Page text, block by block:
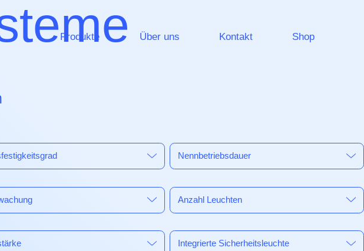
Produkte
Sicherheitsleuchten
Rettungszeichenleuchten
Über uns Kontakt Shop
Nennbetriebsdauer
Anzahl Leuchten
Integrierte Sicherheitsleuchte